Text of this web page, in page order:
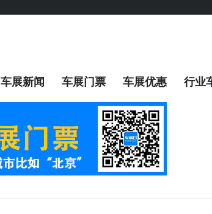
车展新闻 车展门票 车展优惠 行业